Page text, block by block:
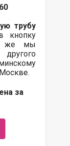
трубу
кнопку
же мы
за